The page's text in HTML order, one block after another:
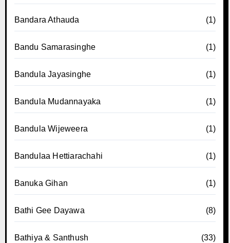
Bandara Athauda (1)
Bandu Samarasinghe (1)
Bandula Jayasinghe (1)
Bandula Mudannayaka (1)
Bandula Wijeweera (1)
Bandulaa Hettiarachahi (1)
Banuka Gihan (1)
Bathi Gee Dayawa (8)
Bathiya & Santhush (33)